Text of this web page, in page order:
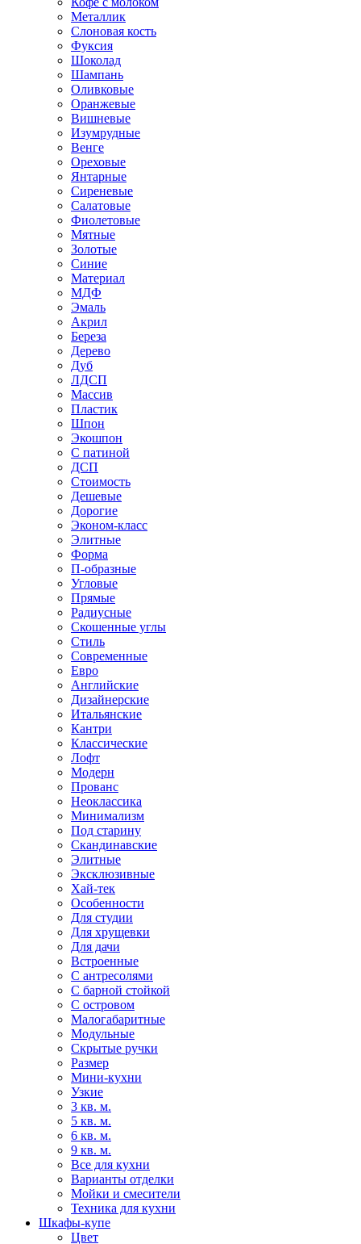
Металлик
Слоновая кость
Фуксия
Шоколад
Шампань
Оливковые
Оранжевые
Вишневые
Изумрудные
Венге
Ореховые
Янтарные
Сиреневые
Салатовые
Фиолетовые
Мятные
Золотые
Синие
Материал
МДФ
Эмаль
Акрил
Береза
Дерево
Дуб
ЛДСП
Массив
Пластик
Шпон
Экошпон
С патиной
ДСП
Стоимость
Дешевые
Дорогие
Эконом-класс
Элитные
Форма
П-образные
Угловые
Прямые
Радиусные
Скошенные углы
Стиль
Современные
Евро
Английские
Дизайнерские
Итальянские
Кантри
Классические
Лофт
Модерн
Прованс
Неоклассика
Минимализм
Под старину
Скандинавские
Элитные
Эксклюзивные
Хай-тек
Особенности
Для студии
Для хрущевки
Для дачи
Встроенные
С антресолями
С барной стойкой
С островом
Малогабаритные
Модульные
Скрытые ручки
Размер
Мини-кухни
Узкие
3 кв. м.
5 кв. м.
6 кв. м.
9 кв. м.
Все для кухни
Варианты отделки
Мойки и смесители
Техника для кухни
Шкафы-купе
Цвет